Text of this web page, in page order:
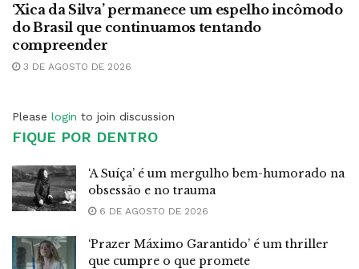
‘Xica da Silva’ permanece um espelho incômodo
do Brasil que continuamos tentando
compreender
3 DE AGOSTO DE 2026
Please login to join discussion
FIQUE POR DENTRO
‘A Suíça’ é um mergulho bem-humorado na
obsessão e no trauma
6 DE AGOSTO DE 2026
‘Prazer Máximo Garantido’ é um thriller
que cumpre o que promete